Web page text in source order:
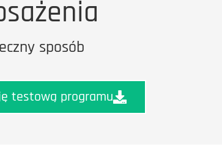
sposób
testową programu